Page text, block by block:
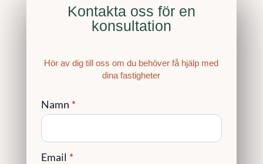
Kontakta oss för en
konsultation
Hör av dig till oss om du behöver få hjälp med
dina fastigheter
Namn *
Email *